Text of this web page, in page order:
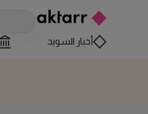
أخبار السويد